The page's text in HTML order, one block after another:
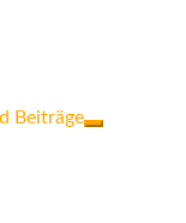
Beiträge